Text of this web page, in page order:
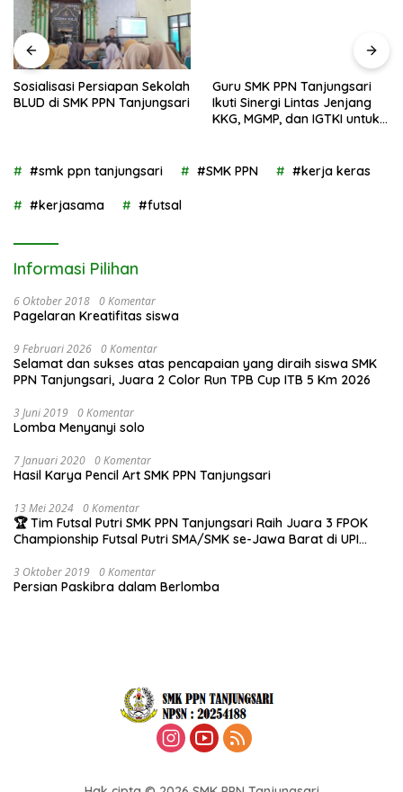
Sosialisasi Persiapan Sekolah
BLUD di SMK PPN Tanjungsari
Guru SMK PPN Tanjungsari
Ikuti Sinergi Lintas Jenjang
KKG, MGMP, dan IGTKI untuk
#smk ppn tanjungsari
#SMK PPN #kerja keras
#kerjasama #futsal
Informasi Pilihan
6 Oktober 2018 0 Komentar
Pagelaran Kreatifitas siswa
9 Februari 2026 0 Komentar
Selamat dan sukses atas pencapaian yang diraih siswa SMK
PPN Tanjungsari, Juara 2 Color Run TPB Cup ITB 5 Km 2026
3 Juni 2019 0 Komentar
Lomba Menyanyi solo
7 Januari 2020 0 Komentar
Hasil Karya Pencil Art SMK PPN Tanjungsari
13 Mei 2024 0 Komentar
🏆 Tim Futsal Putri SMK PPN Tanjungsari Raih Juara 3 FPOK
Championship Futsal Putri SMA/SMK se-Jawa Barat di UPI
3 Oktober 2019 0 Komentar
Persian Paskibra dalam Berlomba